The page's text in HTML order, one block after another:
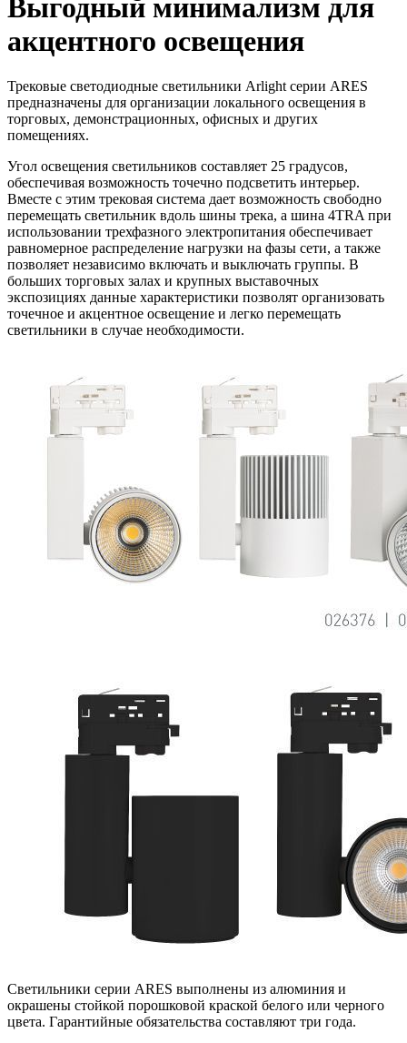
Выгодный минимализм для
акцентного освещения
Трековые светодиодные светильники Arlight серии ARES
предназначены для организации локального освещения в
торговых, демонстрационных, офисных и других
помещениях.
Угол освещения светильников составляет 25 градусов,
обеспечивая возможность точечно подсветить интерьер.
Вместе с этим трековая система дает возможность свободно
перемещать светильник вдоль шины трека, а шина 4TRA при
использовании трехфазного электропитания обеспечивает
равномерное распределение нагрузки на фазы сети, а также
позволяет независимо включать и выключать группы. В
больших торговых залах и крупных выставочных
экспозициях данные характеристики позволят организовать
точечное и акцентное освещение и легко перемещать
светильники в случае необходимости.
Светильники серии ARES выполнены из алюминия и
окрашены стойкой порошковой краской белого или черного
цвета. Гарантийные обязательства составляют три года.